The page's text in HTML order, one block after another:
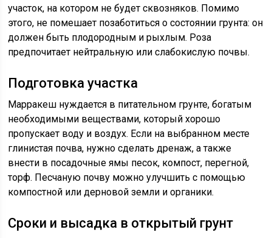
участок, на котором не будет сквозняков. Помимо
этого, не помешает позаботиться о состоянии грунта: он
должен быть плодородным и рыхлым. Роза
предпочитает нейтральную или слабокислую почвы.
Подготовка участка
Марракеш нуждается в питательном грунте, богатым
необходимыми веществами, который хорошо
пропускает воду и воздух. Если на выбранном месте
глинистая почва, нужно сделать дренаж, а также
внести в посадочные ямы песок, компост, перегной,
торф. Песчаную почву можно улучшить с помощью
компостной или дерновой земли и органики.
Сроки и высадка в открытый грунт